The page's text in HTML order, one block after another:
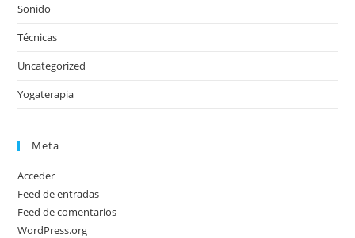
Sonido
Técnicas
Uncategorized
Yogaterapia
Meta
Acceder
Feed de entradas
Feed de comentarios
WordPress.org